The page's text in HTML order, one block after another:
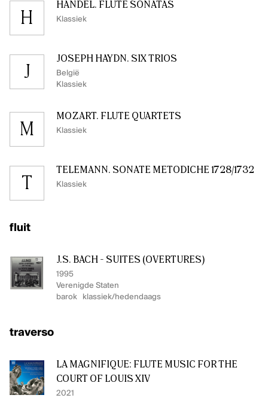
H
HÄNDEL. FLUTE SONATAS
Klassiek
J
JOSEPH HAYDN. SIX TRIOS
België
Klassiek
M
MOZART. FLUTE QUARTETS
Klassiek
T
TELEMANN. SONATE METODICHE 1728/1732
Klassiek
fluit
J.S. BACH - SUITES (OVERTURES)
1995
Verenigde Staten
barok
klassiek/hedendaags
traverso
LA MAGNIFIQUE: FLUTE MUSIC FOR THE
COURT OF LOUIS XIV
2021